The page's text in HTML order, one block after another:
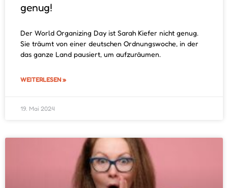
genug!
Der World Organizing Day ist Sarah Kiefer nicht genug.
Sie träumt von einer deutschen Ordnungswoche, in der
das ganze Land pausiert, um aufzuräumen.
WEITERLESEN »
19. Mai 2024